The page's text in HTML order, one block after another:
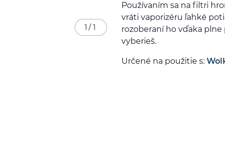
Používaním sa na filtri
vráti vaporizéru ľahké
rozoberaní ho vďaka
vyberieš.
Určené na použitie s:
1 / 1